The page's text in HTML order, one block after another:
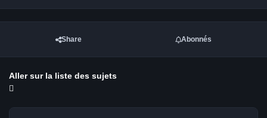
Share Abonnés
Aller sur la liste des sujets